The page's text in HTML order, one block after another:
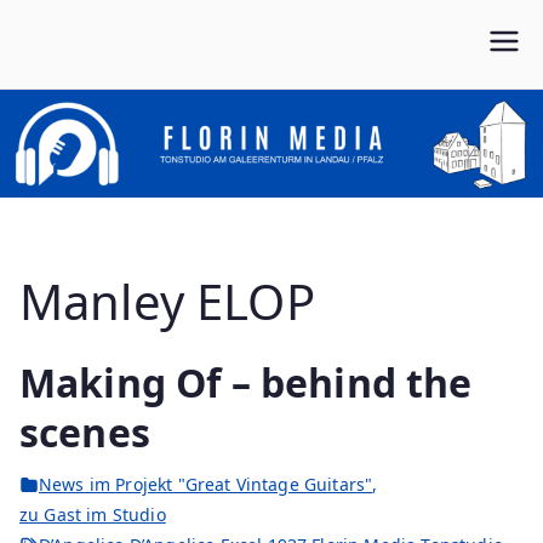
springen
FLORIN MEDIA
Von Anfang bis Ende dein Partner im Musikbusiness
Manley ELOP
Making Of – behind the
scenes
News im Projekt "Great Vintage Guitars",
zu Gast im Studio